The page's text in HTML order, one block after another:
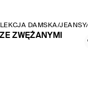
DAMSKA/JEANSY/
ZWĘŻANYMI